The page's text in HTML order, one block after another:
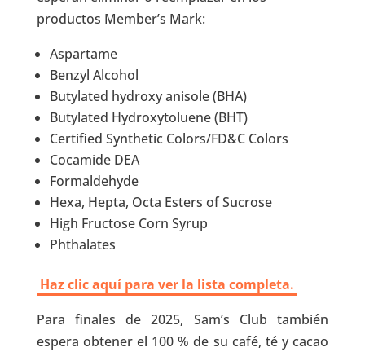
productos Member’s Mark:
Aspartame
Benzyl Alcohol
Butylated hydroxy anisole (BHA)
Butylated Hydroxytoluene (BHT)
Certified Synthetic Colors/FD&C Colors
Cocamide DEA
Formaldehyde
Hexa, Hepta, Octa Esters of Sucrose
High Fructose Corn Syrup
Phthalates
Haz clic aquí para ver la lista completa.
Para finales de 2025, Sam’s Club también
espera obtener el 100 % de su café, té y cacao